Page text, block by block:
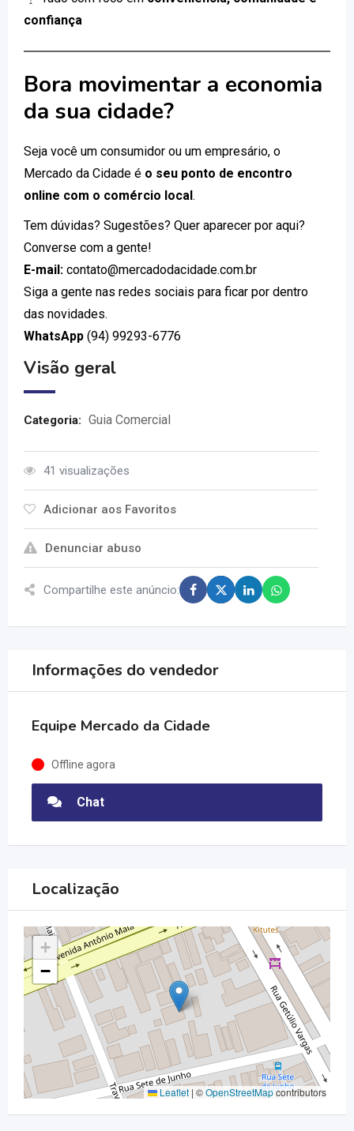
confiança
Bora movimentar a economia
da sua cidade?
Seja você um consumidor ou um empresário, o
Mercado da Cidade é o seu ponto de encontro
online com o comércio local.
Tem dúvidas? Sugestões? Quer aparecer por aqui?
Converse com a gente!
E-mail: contato@mercadodacidade.com.br
Siga a gente nas redes sociais para ficar por dentro
das novidades.
WhatsApp (94) 99293-6776
Visão geral
Categoria: Guia Comercial
41 visualizações
Adicionar aos Favoritos
Denunciar abuso
Compartilhe este anúncio:
Informações do vendedor
Equipe Mercado da Cidade
Offline agora
Chat
Localização
+
−
Leaflet | ©OpenStreetMapcontributors